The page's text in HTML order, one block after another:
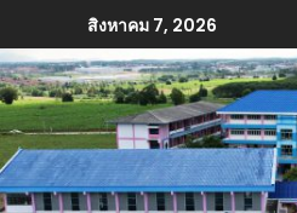
สิงหาคม 7, 2026